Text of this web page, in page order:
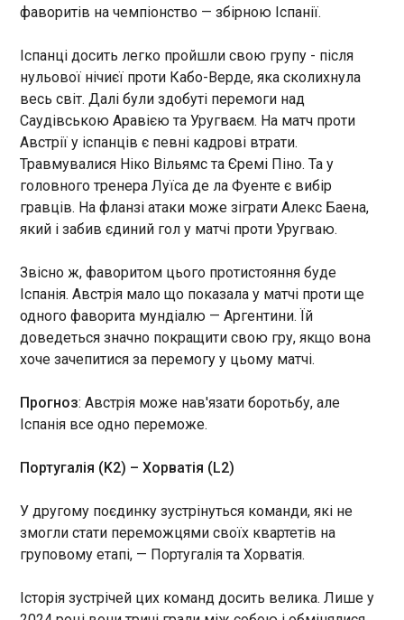
варіант придбання гравця, який коштуватиме
на перехід Камавінги дав Жозе Моурінью, який
останнім часом не задоволений виступами
футболіста. У минулому сезоні Едуардо
Камавінга зіграв 43 матчі, в яких забив два голи
та віддав один асист.
Польща екстрадувала українця, який
переховувався з 2017 року
08:06:30
Польща екстрадувала громадянина України,
котрий із 2017 року переховувався від слідства
за підозрою у незаконному обігу наркотичних
засобів та психотропних речовин. Про це
напередодні повідомив Офіс генпрокурора.
Бельгія на останніх хвилинах вирвала
перемогу у Сенегалу
08:05:36
У середу, 1 липня, Бельгія та Сенегал зустрілися
обидві команди почали гру активно, але "леви"
демонстрували значно кращу гру в атакуючій
Куртуа.
ЧИТАТЬ
РФ атакувала Дніпропетровщину дронами, є
07:55:10
Внаслідок російських атак на Дніпропетровську
область поранень зазнали двоє осіб. Про це
фаворитів на чемпіонство — збірною Іспанії.
Іспанці досить легко пройшли свою групу - після
нульової нічиєї проти Кабо-Верде, яка сколихнула
весь світ. Далі були здобуті перемоги над
Саудівською Аравією та Уругваєм. На матч проти
Австрії у іспанців є певні кадрові втрати.
Травмувалися Ніко Вільямс та Єремі Піно. Та у
головного тренера Луїса де ла Фуенте є вибір
гравців. На фланзі атаки може зіграти Алекс Баена,
який і забив єдиний гол у матчі проти Уругваю.
Звісно ж, фаворитом цього протистояння буде
Іспанія. Австрія мало що показала у матчі проти ще
одного фаворита мундіалю — Аргентини. Їй
доведеться значно покращити свою гру, якщо вона
хоче зачепитися за перемогу у цьому матчі.
Прогноз: Австрія може нав'язати боротьбу, але
Іспанія все одно переможе.
Португалія (K2) – Хорватія (L2)
У другому поєдинку зустрінуться команди, які не
змогли стати переможцями своїх квартетів на
груповому етапі, — Португалія та Хорватія.
Історія зустрічей цих команд досить велика. Лише у